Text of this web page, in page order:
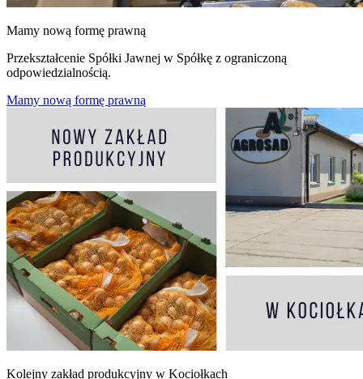
Mamy nową formę prawną
Przekształcenie Spółki Jawnej w Spółkę z ograniczoną
odpowiedzialnością.
Mamy nową formę prawną
Kolejny zakład produkcyjny w Kociołkach